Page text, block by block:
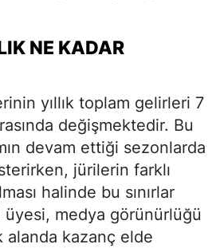
NE KADAR
yıllık toplam gelirleri 7
değişmektedir. Bu
devam ettiği sezonlarda
jürilerin farklı
halinde bu sınırlar
üyesi, medya görünürlüğü
alanda kazanç elde